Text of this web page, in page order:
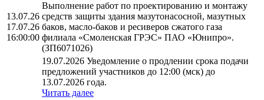
13.07.26
17.07.26
16:00:00
Выполнение работ по проектированию и монтажу
средств защиты здания мазутонасосной, мазутных
баков, масло-баков и ресиверов сжатого газа
филиала «Смоленская ГРЭС» ПАО «Юнипро».
(ЗП6071026)
19.07.2026 Уведомление о продлении срока подачи
предложений участников до 12:00 (мск) до
13.07.2026 года.
Читать далее